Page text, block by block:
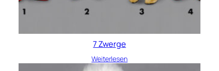
7 Zwerge
Weiterlesen